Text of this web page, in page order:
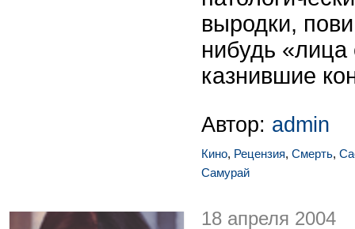
выродки,
нибудь
казнившие
Автор: admin
Кино, Рецензия, Смерть,
Самурай
18 апреля 2004